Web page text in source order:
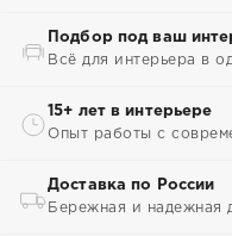
Подбор под ваш
Всё для интерьера в
15+ лет в интерьере
Опыт работы с
Доставка по России
Бережная и надежная